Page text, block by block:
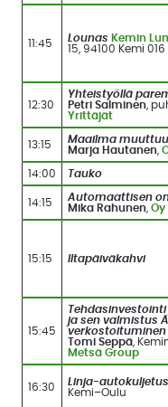
11:45 Lounas Kemin
15, 94100 Kemi
12:30
Yhteistyöllä
Petri Salminen ,
Yrittäjät
13:15
Maailma
Marja Hautanen
14:00 Tauko
14:15
Automaattisen
Mika Rahunen
15:15 Iltapäiväkahvi
15:45
ja sen valmistus
Tomi Seppä ,
Metsä Group
16:30
Linja-autokuljetus
Kemi–Oulu